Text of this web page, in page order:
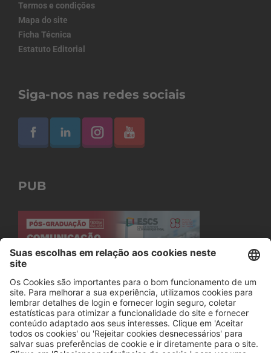
Termos e condições
Mapa do site
Ficha Técnica
Estatuto Editorial
Siga-nos nas redes sociais
PUB